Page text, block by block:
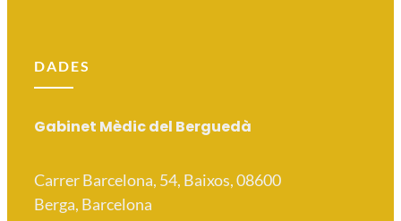
DADES
Gabinet Mèdic del Berguedà
Carrer Barcelona, 54, Baixos, 08600
Berga, Barcelona